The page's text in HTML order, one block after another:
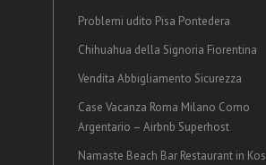
Problemi udito Pisa Pontedera
Chihuahua della Signoria Fiorentina
Vendita Abbigliamento Sicurezza
Case Vacanza Roma Milano Como
Argentario – Airbnb Superhost
Namaste Beach Bar Restaurant in Kos